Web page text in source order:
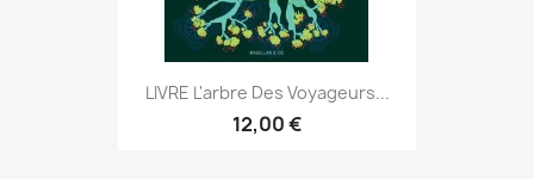
LIVRE L'arbre Des Voyageurs...
12,00 €